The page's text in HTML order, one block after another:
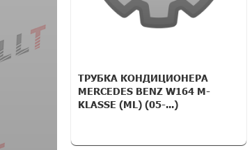
ТРУБКА КОНДИЦИОНЕРА
MERCEDES BENZ W164 M-
KLASSE (ML) (05-...)